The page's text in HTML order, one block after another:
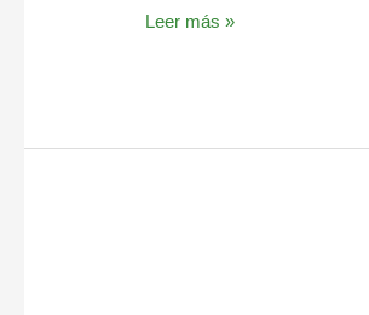
Leer más »